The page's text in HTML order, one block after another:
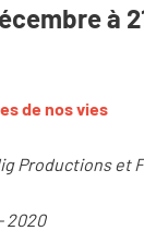
à
de nos vies
Productions et
2020